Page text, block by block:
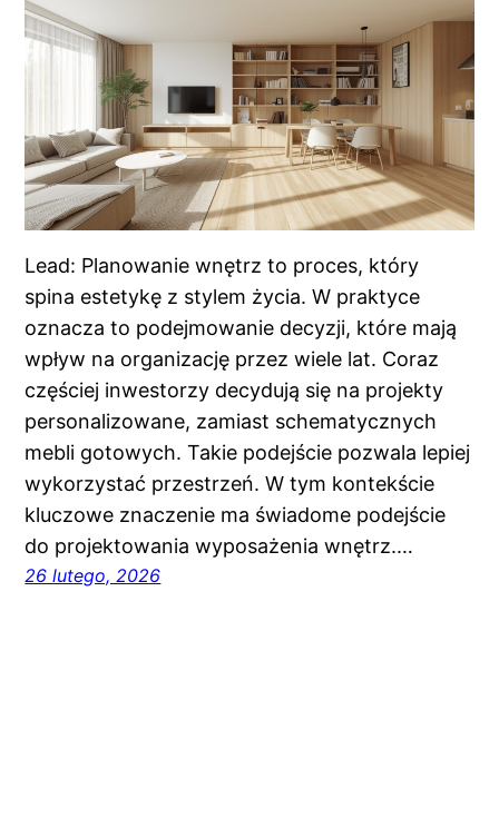
Lead: Planowanie wnętrz to proces, który
spina estetykę z stylem życia. W praktyce
oznacza to podejmowanie decyzji, które mają
wpływ na organizację przez wiele lat. Coraz
częściej inwestorzy decydują się na projekty
personalizowane, zamiast schematycznych
mebli gotowych. Takie podejście pozwala lepiej
wykorzystać przestrzeń. W tym kontekście
kluczowe znaczenie ma świadome podejście
do projektowania wyposażenia wnętrz.…
26 lutego, 2026